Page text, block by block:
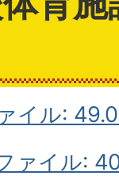
イル:
ァイル: